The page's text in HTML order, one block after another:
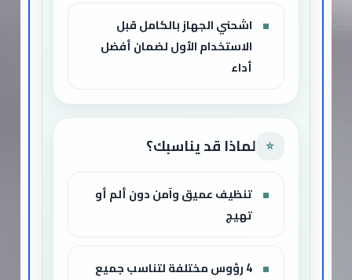
اشحني الجهاز بالكامل قبل
الاستخدام الأول لضمان أفضل
أداء
⭐ لماذا قد يناسبك؟
تنظيف عميق وآمن دون ألم أو
تهيج
4 رؤوس مختلفة لتناسب جميع